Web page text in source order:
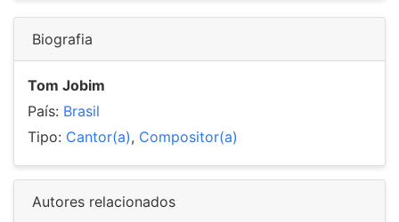
Biografia
Tom Jobim
País: Brasil
Tipo: Cantor(a), Compositor(a)
Autores relacionados